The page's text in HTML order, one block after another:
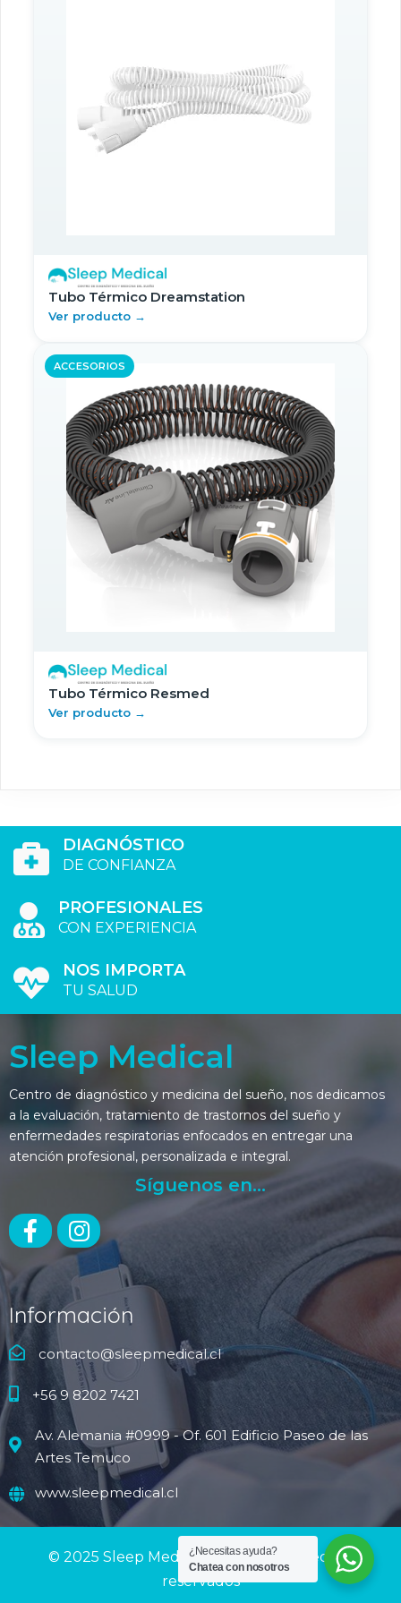
Tubo Térmico Dreamstation
Ver producto →
ACCESORIOS
Tubo Térmico Resmed
Ver producto →
DIAGNÓSTICO
DE CONFIANZA
PROFESIONALES
CON EXPERIENCIA
NOS IMPORTA
TU SALUD
Sleep Medical
Centro de diagnóstico y medicina del sueño, nos dedicamos
a la evaluación, tratamiento de trastornos del sueño y
enfermedades respiratorias enfocados en entregar una
atención profesional, personalizada e integral.
Síguenos en...
Información
contacto@sleepmedical.cl
+56 9 8202 7421
Av. Alemania #0999 - Of. 601 Edificio Paseo de las
Artes Temuco
www.sleepmedical.cl
© 2025 Sleep Medical - Todos los derechos
reservados
¿Necesitas ayuda?
Chatea con nosotros